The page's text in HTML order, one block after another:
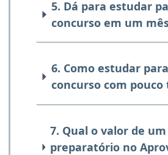
5. Dá para estudar
concurso em um
6. Como estudar para
concurso com pouco
7. Qual o valor de
preparatório no